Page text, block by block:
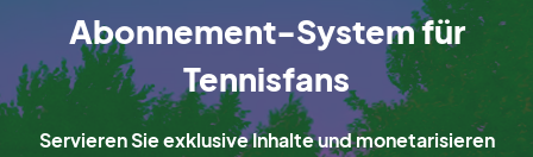
Abonnement-System für
Tennisfans
Servieren Sie exklusive Inhalte und monetarisieren